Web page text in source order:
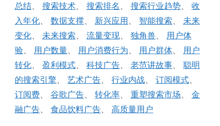
总结、 搜索技术、 搜索排名 、 搜索行业趋势、 收
入年化、 数据支撑、 新兴应用 、 智能搜索、 未来
变化、 未来搜索、 流量变现、 独角兽、 用户体
验、 用户数量、 用户消费行为、 用户群体、 用户
转化、 盈利模式、 科技广告、 老范讲故事、 聪明
的搜索引擎、 艺术广告、 行业内战、 订阅模式、
订阅费、 谷歌广告、 转化率、 重塑搜索市场、 金
融广告、 食品饮料广告、 高质量用户